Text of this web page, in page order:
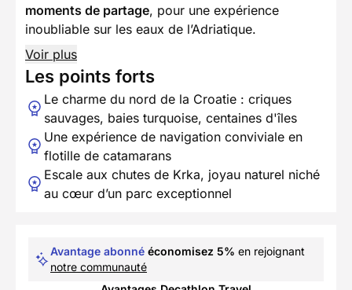
moments de partage, pour une expérience
inoubliable sur les eaux de l’Adriatique.
Voir plus
Les points forts
Le charme du nord de la Croatie : criques
sauvages, baies turquoise, centaines d'îles
Une expérience de navigation conviviale en
flotille de catamarans
Escale aux chutes de Krka, joyau naturel niché
au cœur d’un parc exceptionnel
Avantage abonné économisez 5% en rejoignant
notre communauté